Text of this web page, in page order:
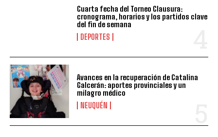
Cuarta fecha del Torneo Clausura:
cronograma, horarios y los partidos clave
del fin de semana
DEPORTES
Avances en la recuperación de Catalina
Galcerán: aportes provinciales y un
milagro médico
NEUQUÉN